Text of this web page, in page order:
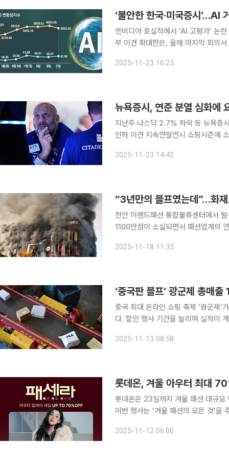
‘불안한 한국·미국증시’…AI
엔비디아 호실적에서 ‘AI 고평가’ 논
부 이견 확대한은, 올해 마지막 회의서 금리동결 전망 엔비디아의 호실
불확실성도 여전하다. 이에 한국과 미
2025-11-23 16:25
뉴욕증시, 연준 분열 심화에
지난주 나스닥 2.7% 하락 등 뉴욕증
인하 이견 지속연말연시 쇼핑시즌에
목까지 겹치면서다. 인플레이션이 여
2025-11-23 14:42
“3년만의 블프였는데”…화재
천안 이랜드패션 통합물류센터에서
1100만점이 소실되면서 패션업계의
긴장한 분위기다. 현재 일부 온라인
2025-11-18 11:35
‘중국판 블프’ 광군제 총매
중국 최대 온라인 쇼핑 축제 ‘광군제’
다. 할인 행사 기간을 늘리며 실적이
군제 총매출액이 1조7000억 위안(
2025-11-13 08:58
롯데온, 겨울 아우터 최대
롯데온은 23일까지 겨울 패션 대규모
이번 행사는 ‘겨울 패션의 모든 것’을
는 빈폴패밀리, 디스커버리, 럭키슈에
2025-11-12 06:00